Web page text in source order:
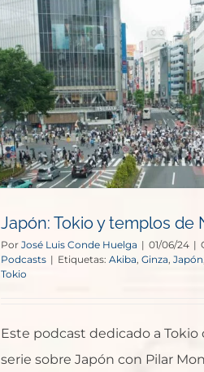
Japón: Tokio y templos de
Por José Luis Conde Huelga | 01/06/24 |
Podcasts | Etiquetas: Akiba, Ginza Japón
Tokio
Este podcast dedicado a Tokio
serie sobre Japón con Pilar